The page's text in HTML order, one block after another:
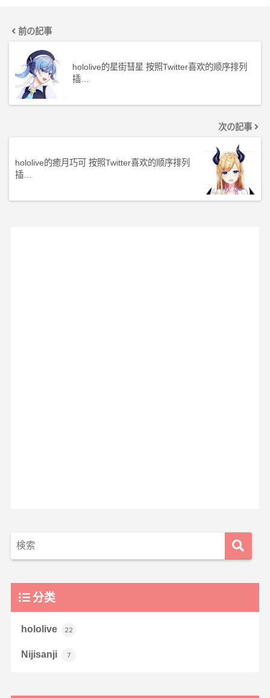
前の記事
hololive的星街彗星 按照Twitter喜欢的顺序排列
插…
次の記事
hololive的癒月巧可 按照Twitter喜欢的顺序排列
插…
分类
hololive 22
Nijisanji 7